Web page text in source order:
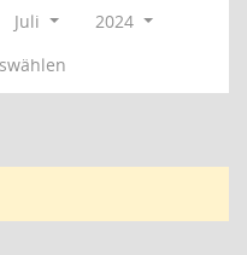
Juli
2024